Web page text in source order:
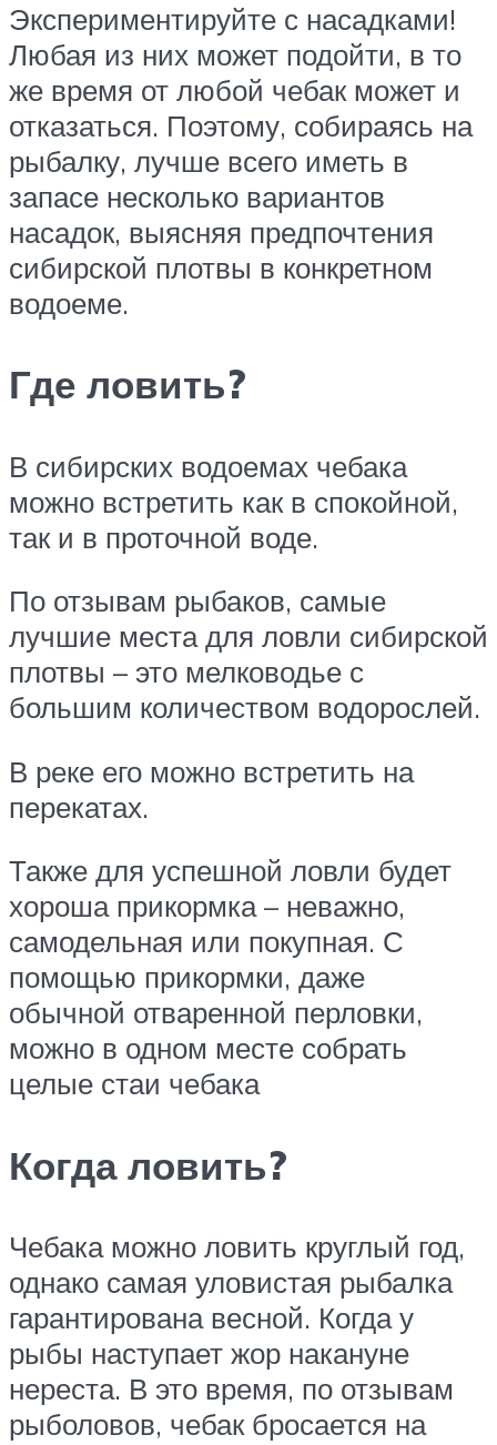
Экспериментируйте с насадками!
Любая из них может подойти, в то
же время от любой чебак может и
отказаться. Поэтому, собираясь на
рыбалку, лучше всего иметь в
запасе несколько вариантов
насадок, выясняя предпочтения
сибирской плотвы в конкретном
водоеме.
Где ловить?
В сибирских водоемах чебака
можно встретить как в спокойной,
так и в проточной воде.
По отзывам рыбаков, самые
лучшие места для ловли сибирской
плотвы – это мелководье с
большим количеством водорослей.
В реке его можно встретить на
перекатах.
Также для успешной ловли будет
хороша прикормка – неважно,
самодельная или покупная. С
помощью прикормки, даже
обычной отваренной перловки,
можно в одном месте собрать
целые стаи чебака
Когда ловить?
Чебака можно ловить круглый год,
однако самая уловистая рыбалка
гарантирована весной. Когда у
рыбы наступает жор накануне
нереста. В это время, по отзывам
рыболовов, чебак бросается на